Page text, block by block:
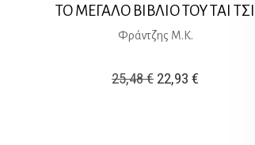
ΤΟ ΜΕΓΑΛΟ ΒΙΒΛΙΟ ΤΟΥ ΤΑΙ ΤΣΙ
Φράντζης Μ.Κ.
25,48€ Original
22,93€